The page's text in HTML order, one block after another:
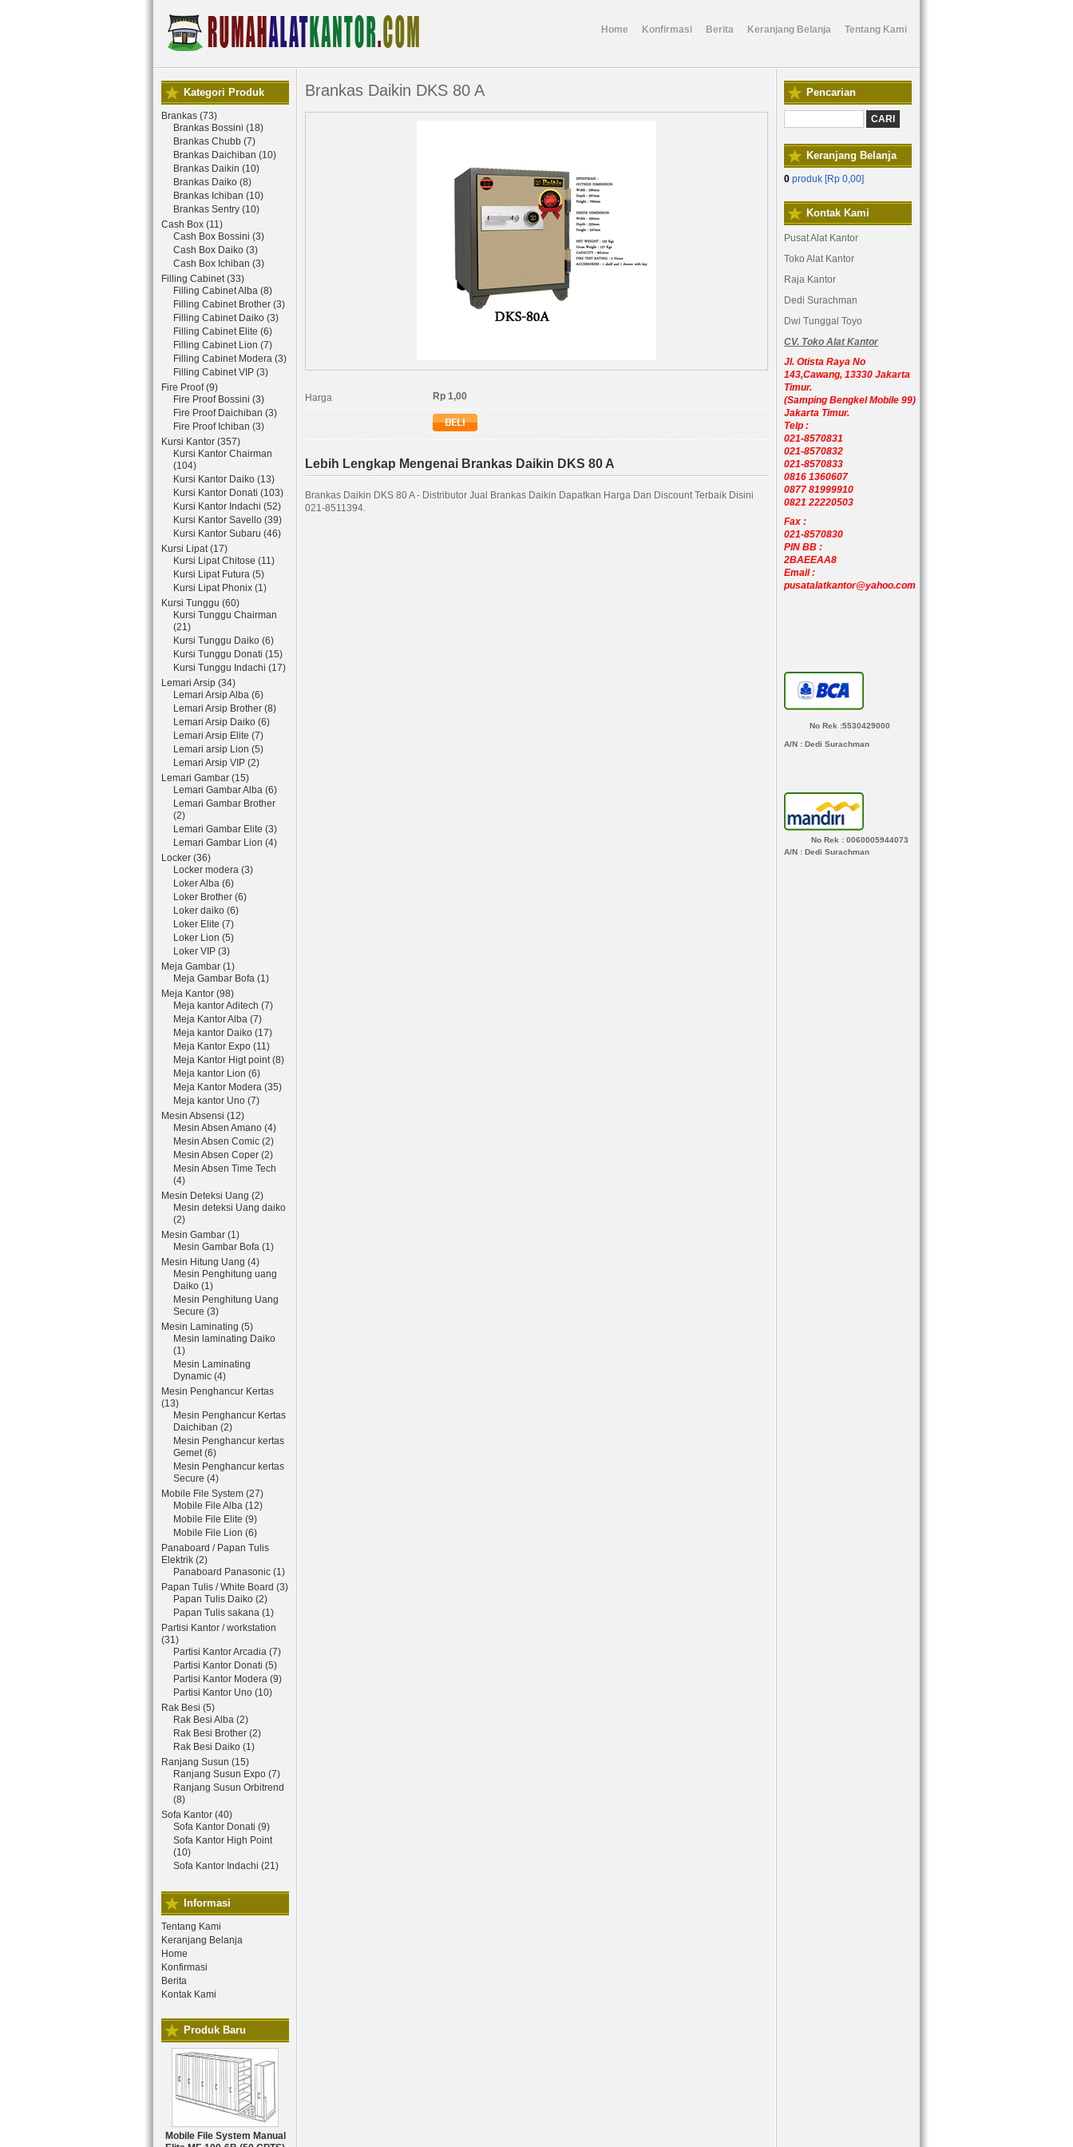
Home Konfirmasi Berita Keranjang Belanja Tentang Kami
Kategori Produk
Brankas (73)
Brankas Bossini (18)
Brankas Chubb (7)
Brankas Daichiban (10)
Brankas Daikin (10)
Brankas Daiko (8)
Brankas Ichiban (10)
Brankas Sentry (10)
Cash Box (11)
Cash Box Bossini (3)
Cash Box Daiko (3)
Cash Box Ichiban (3)
Filling Cabinet (33)
Filling Cabinet Alba (8)
Filling Cabinet Brother (3)
Filling Cabinet Daiko (3)
Filling Cabinet Elite (6)
Filling Cabinet Lion (7)
Filling Cabinet Modera (3)
Filling Cabinet VIP (3)
Fire Proof (9)
Fire Proof Bossini (3)
Fire Proof Daichiban (3)
Fire Proof Ichiban (3)
Kursi Kantor (357)
Kursi Kantor Chairman
(104)
Kursi Kantor Daiko (13)
Kursi Kantor Donati (103)
Kursi Kantor Indachi (52)
Kursi Kantor Savello (39)
Kursi Kantor Subaru (46)
Kursi Lipat (17)
Kursi Lipat Chitose (11)
Kursi Lipat Futura (5)
Kursi Lipat Phonix (1)
Kursi Tunggu (60)
Kursi Tunggu Chairman
(21)
Kursi Tunggu Daiko (6)
Kursi Tunggu Donati (15)
Kursi Tunggu Indachi (17)
Lemari Arsip (34)
Lemari Arsip Alba (6)
Lemari Arsip Brother (8)
Lemari Arsip Daiko (6)
Lemari Arsip Elite (7)
Lemari arsip Lion (5)
Lemari Arsip VIP (2)
Lemari Gambar (15)
Lemari Gambar Alba (6)
Lemari Gambar Brother
(2)
Lemari Gambar Elite (3)
Lemari Gambar Lion (4)
Locker (36)
Locker modera (3)
Loker Alba (6)
Loker Brother (6)
Loker daiko (6)
Loker Elite (7)
Loker Lion (5)
Loker VIP (3)
Meja Gambar (1)
Meja Gambar Bofa (1)
Meja Kantor (98)
Meja kantor Aditech (7)
Meja Kantor Alba (7)
Meja kantor Daiko (17)
Meja Kantor Expo (11)
Meja Kantor Higt point (8)
Meja kantor Lion (6)
Meja Kantor Modera (35)
Meja kantor Uno (7)
Mesin Absensi (12)
Mesin Absen Amano (4)
Mesin Absen Comic (2)
Mesin Absen Coper (2)
Mesin Absen Time Tech
(4)
Mesin Deteksi Uang (2)
Mesin deteksi Uang daiko
(2)
Mesin Gambar (1)
Mesin Gambar Bofa (1)
Mesin Hitung Uang (4)
Mesin Penghitung uang
Daiko (1)
Mesin Penghitung Uang
Secure (3)
Mesin Laminating (5)
Mesin laminating Daiko
(1)
Mesin Laminating
Dynamic (4)
Mesin Penghancur Kertas
(13)
Mesin Penghancur Kertas
Daichiban (2)
Mesin Penghancur kertas
Gemet (6)
Mesin Penghancur kertas
Secure (4)
Mobile File System (27)
Mobile File Alba (12)
Mobile File Elite (9)
Mobile File Lion (6)
Panaboard / Papan Tulis
Elektrik (2)
Panaboard Panasonic (1)
Papan Tulis / White Board (3)
Papan Tulis Daiko (2)
Papan Tulis sakana (1)
Partisi Kantor / workstation
(31)
Partisi Kantor Arcadia (7)
Partisi Kantor Donati (5)
Partisi Kantor Modera (9)
Partisi Kantor Uno (10)
Rak Besi (5)
Rak Besi Alba (2)
Rak Besi Brother (2)
Rak Besi Daiko (1)
Ranjang Susun (15)
Ranjang Susun Expo (7)
Ranjang Susun Orbitrend
(8)
Sofa Kantor (40)
Sofa Kantor Donati (9)
Sofa Kantor High Point
(10)
Sofa Kantor Indachi (21)
Informasi
Tentang Kami
Keranjang Belanja
Home
Konfirmasi
Berita
Kontak Kami
Produk Baru
Mobile File System Manual
Brankas Daikin DKS 80 A
Harga Rp 1,00
Lebih Lengkap Mengenai Brankas Daikin DKS 80 A
Brankas Daikin DKS 80 A - Distributor Jual Brankas Daikin Dapatkan Harga Dan Discount Terbaik Disini
021-8511394.
Pencarian
Keranjang Belanja
0 produk [Rp 0,00]
Kontak Kami
Pusat Alat Kantor
Toko Alat Kantor
Raja Kantor
Dedi Surachman
Dwi Tunggal Toyo
CV. Toko Alat Kantor
Jl. Otista Raya No
143,Cawang, 13330 Jakarta
Timur.
(Samping Bengkel Mobile 99)
Jakarta Timur.
Telp :
021-8570831
021-8570832
021-8570833
0816 1360607
0877 81999910
0821 22220503
Fax :
021-8570830
PIN BB :
2BAEEAA8
Email :
pusatalatkantor@yahoo.com
No Rek :5530429000
A/N : Dedi Surachman
No Rek : 0060005944073
A/N : Dedi Surachman